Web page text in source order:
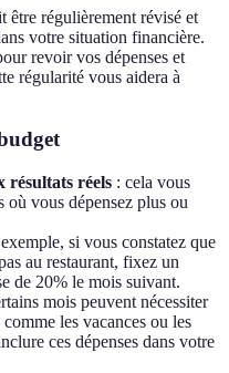
régulièrement révisé et
votre situation financière.
revoir vos dépenses et
régularité vous aidera à
résultats réels : cela vous
où vous dépensez plus ou
si vous constatez que
au restaurant, fixez un
de 20% le mois suivant.
mois peuvent nécessiter
les vacances ou les
ces dépenses dans votre